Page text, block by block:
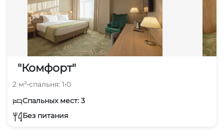
"Комфорт"
2 м²•спальня: 1•0
Спальных мест: 3
Без питания